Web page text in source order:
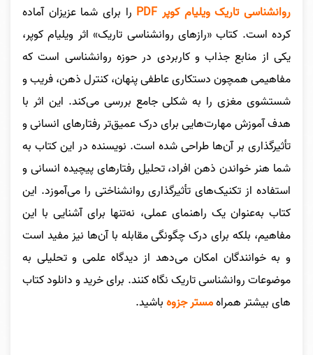
روانشناسی تاریک ویلیام کوپر PDF
را برای شما عزیزان آماده
کرده است. کتاب «رازهای روانشناسی تاریک» اثر ویلیام کوپر،
یکی از منابع جذاب و کاربردی در حوزه روانشناسی است که
مفاهیمی همچون دستکاری عاطفی پنهان، کنترل ذهن، فریب و
شستشوی مغزی را به شکلی جامع بررسی می‌کند. این اثر با
هدف آموزش مهارت‌هایی برای درک عمیق‌تر رفتارهای انسانی و
تأثیرگذاری بر آن‌ها طراحی شده است. نویسنده در این کتاب به
شما هنر خواندن ذهن افراد، تحلیل رفتارهای پیچیده انسانی و
استفاده از تکنیک‌های تأثیرگذاری روانشناختی را می‌آموزد. این
کتاب به‌عنوان یک راهنمای عملی، نه‌تنها برای آشنایی با این
مفاهیم، بلکه برای درک چگونگی مقابله با آن‌ها نیز مفید است
و به خوانندگان امکان می‌دهد از دیدگاه علمی و تحلیلی به
موضوعات روانشناسی تاریک نگاه کنند. برای خرید و دانلود کتاب
های بیشتر همراهمستر جزوهباشید.